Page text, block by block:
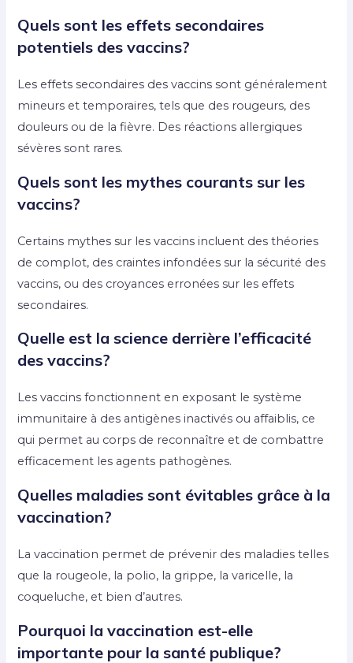
Quels sont les effets secondaires
potentiels des vaccins?
Les effets secondaires des vaccins sont généralement
mineurs et temporaires, tels que des rougeurs, des
douleurs ou de la fièvre. Des réactions allergiques
sévères sont rares.
Quels sont les mythes courants sur les
vaccins?
Certains mythes sur les vaccins incluent des théories
de complot, des craintes infondées sur la sécurité des
vaccins, ou des croyances erronées sur les effets
secondaires.
Quelle est la science derrière l’efficacité
des vaccins?
Les vaccins fonctionnent en exposant le système
immunitaire à des antigènes inactivés ou affaiblis, ce
qui permet au corps de reconnaître et de combattre
efficacement les agents pathogènes.
Quelles maladies sont évitables grâce à la
vaccination?
La vaccination permet de prévenir des maladies telles
que la rougeole, la polio, la grippe, la varicelle, la
coqueluche, et bien d’autres.
Pourquoi la vaccination est-elle
importante pour la santé publique?